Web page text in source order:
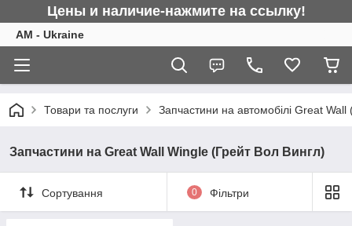
Цены и наличие-нажмите на ссылку!
AM - Ukraine
Товари та послуги Запчастини на автомобілі Great
Запчастини на Great Wall Wingle (Грейт Вол Вингл)
Сортування 0 Фільтри